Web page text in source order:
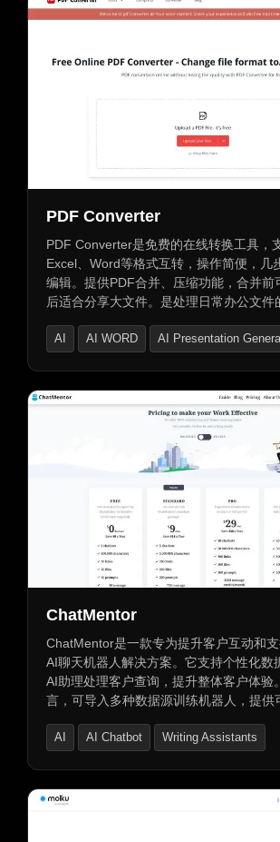
PDF Converter
PDF Converter是免费的在线转换工具，
Excel、Word等格式互转，操作简便，几
编辑。提供PDF合并、压缩功能，合并前
后适合分享大文件。是处理日常办公文件
AI AI WORD AI Presentation
ChatMentor
ChatMentor是一款专为提升客户互动和
AI聊天机器人解决方案。它支持个性化数
AI助理处理客户查询，提升整体客户体验
言，可导入多种数据源训练机器人，提供
即时响应和可扩展的多客户处理能力。确
AI AI Chatbot Writing Assistants